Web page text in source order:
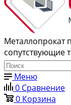
Металлопрокат
сопутствующие
Меню
0 Сравнение
0 Корзина